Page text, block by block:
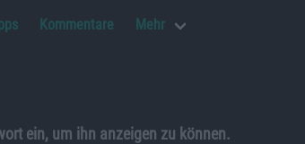
Kommentare Mehr
ein, um ihn anzeigen zu können.